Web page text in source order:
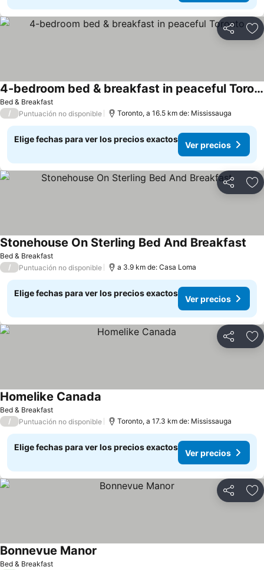
Compartir
Bed & Breakfast
4-bedroom bed & breakfast in peaceful Toronto
/ Puntuación no disponible Toronto, a 16.5 km de: Mississauga
Elige fechas para ver los precios exactos
Ver precios
Compartir
Bed & Breakfast
Stonehouse On Sterling Bed And Breakfast
/ Puntuación no disponible a 3.9 km de: Casa Loma
Elige fechas para ver los precios exactos
Ver precios
Compartir
Bed & Breakfast
Homelike Canada
/ Puntuación no disponible Toronto, a 17.3 km de: Mississauga
Elige fechas para ver los precios exactos
Ver precios
Compartir
Bed & Breakfast
Bonnevue Manor